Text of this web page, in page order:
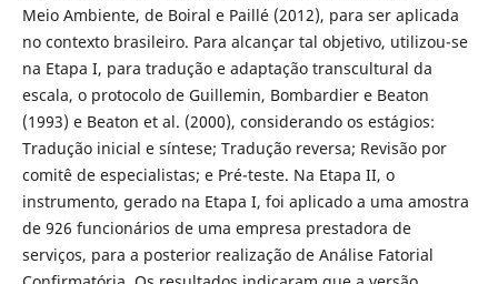
Meio Ambiente, de Boiral e Paillé (2012), para ser aplicada
no contexto brasileiro. Para alcançar tal objetivo, utilizou-se
na Etapa I, para tradução e adaptação transcultural da
escala, o protocolo de Guillemin, Bombardier e Beaton
(1993) e Beaton et al. (2000), considerando os estágios:
Tradução inicial e síntese; Tradução reversa; Revisão por
comitê de especialistas; e Pré-teste. Na Etapa II, o
instrumento, gerado na Etapa I, foi aplicado a uma amostra
de 926 funcionários de uma empresa prestadora de
serviços, para a posterior realização de Análise Fatorial